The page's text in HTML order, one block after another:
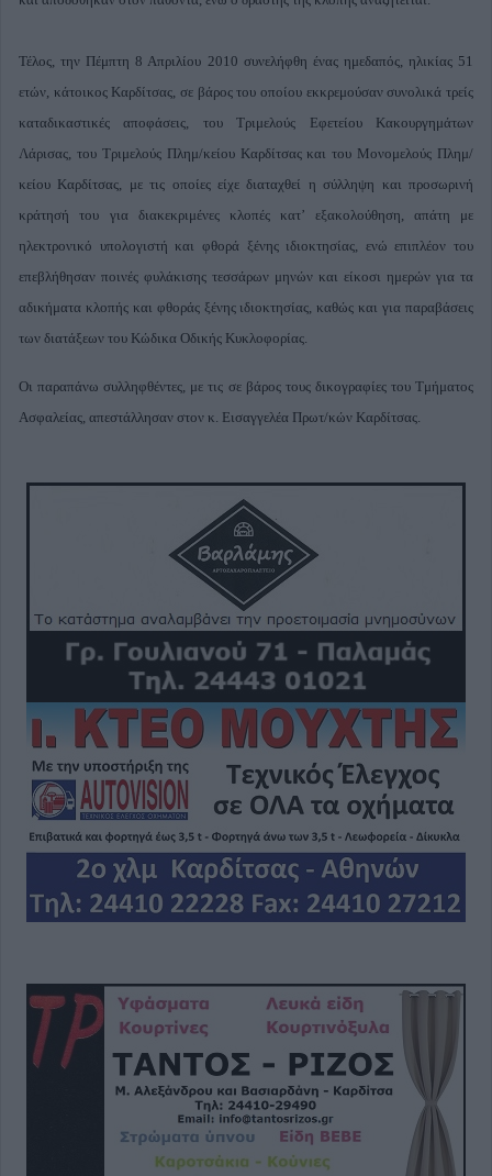
Τέλος, την Πέμπτη 8 Απριλίου 2010 συνελήφθη ένας ημεδαπός, ηλικίας 51
ετών, κάτοικος Καρδίτσας, σε βάρος του οποίου εκκρεμούσαν συνολικά τρείς
καταδικαστικές αποφάσεις, του Τριμελούς Εφετείου Κακουργημάτων
Λάρισας, του Τριμελούς Πλημ/κείου Καρδίτσας και του Μονομελούς Πλημ/
κείου Καρδίτσας, με τις οποίες είχε διαταχθεί η σύλληψη και προσωρινή
κράτησή του για διακεκριμένες κλοπές κατ’ εξακολούθηση, απάτη με
ηλεκτρονικό υπολογιστή και φθορά ξένης ιδιοκτησίας, ενώ επιπλέον του
επεβλήθησαν ποινές φυλάκισης τεσσάρων μηνών και είκοσι ημερών για τα
αδικήματα κλοπής και φθοράς ξένης ιδιοκτησίας, καθώς και για παραβάσεις
των διατάξεων του Κώδικα Οδικής Κυκλοφορίας.
Οι παραπάνω συλληφθέντες, με τις σε βάρος τους δικογραφίες του Τμήματος
Ασφαλείας, απεστάλλησαν στον κ. Εισαγγελέα Πρωτ/κών Καρδίτσας.